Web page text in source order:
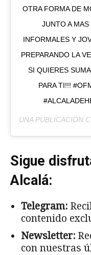
OTRA FORMA DE
JUNTO A
INFORMALES Y
PREPARANDO LA
SI QUIERES
PARA TI!!!
UNA PUBLICACIÓN
Sigue
Alcalá:
Telegram:
contenido
Newsletter:
con nuestras